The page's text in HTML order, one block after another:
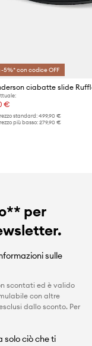
5%* con codice OFF
€
standard: 499,90 €
più basso: 279,90 €
per
sulle
scontati ed è valido
con altre
dallo sconto. Per
solo ciò che ti